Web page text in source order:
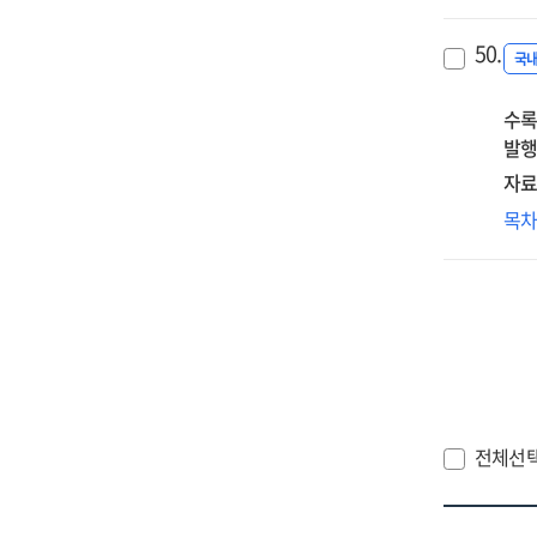
일
:
세
성
바
50. 국
수
발
자
클
목
전체선